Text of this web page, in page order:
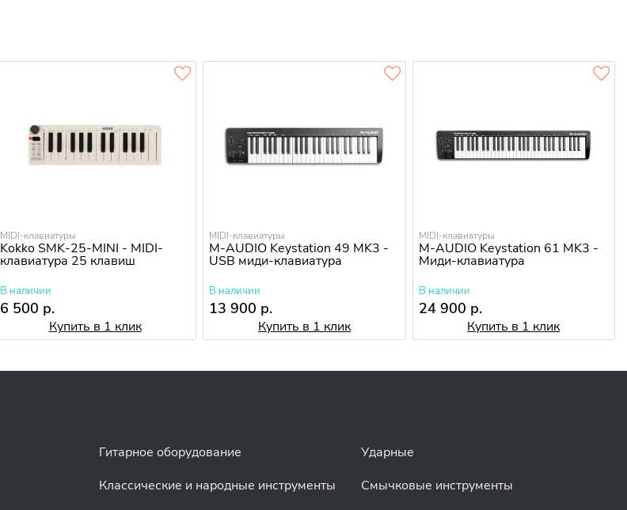
MIDI-клавиатуры
Kokko SMK-25-MINI - MIDI-
клавиатура 25 клавиш
В наличии
6 500 р.
Купить в 1 клик
MIDI-клавиатуры
M-AUDIO Keystation 49 MK3 -
USB миди-клавиатура
В наличии
13 900 р.
Купить в 1 клик
MIDI-клавиатуры
M-AUDIO Keystation 61 MK3 -
Миди-клавиатура
В наличии
24 900 р.
Купить в 1 клик
Гитарное оборудование
Ударные
Классические и народные инструменты Смычковые инструменты